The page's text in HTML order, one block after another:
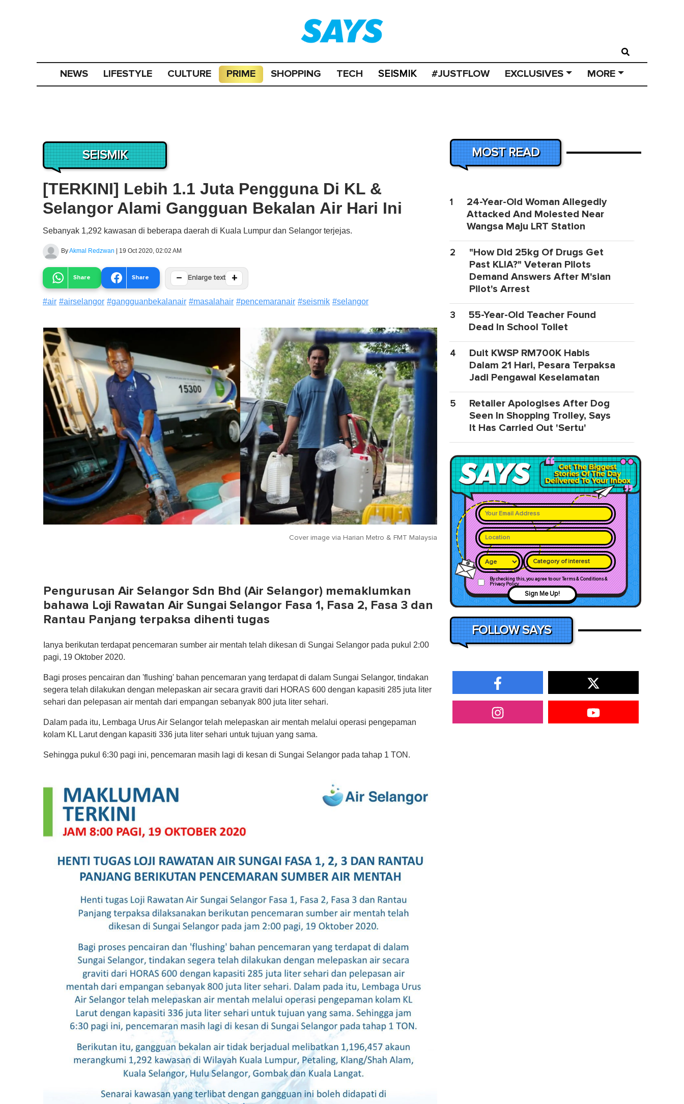
NEWS LIFESTYLE CULTURE PRIME SHOPPING TECH SEISMIK #JUSTFLOW EXCLUSIVES MORE
SEISMIK
[TERKINI] Lebih 1.1 Juta Pengguna Di KL &
Selangor Alami Gangguan Bekalan Air Hari Ini
Sebanyak 1,292 kawasan di beberapa daerah di Kuala Lumpur dan Selangor terjejas.
ByAkmal Redzwan | 19 Oct 2020, 02:02 AM
Share Share − Enlarge text +
#air #airselangor #gangguanbekalanair #masalahair #pencemaranair #seismik #selangor
Cover image via Harian Metro & FMT Malaysia
Pengurusan Air Selangor Sdn Bhd (Air Selangor) memaklumkan
bahawa Loji Rawatan Air Sungai Selangor Fasa 1, Fasa 2, Fasa 3 dan
Rantau Panjang terpaksa dihenti tugas
Ianya berikutan terdapat pencemaran sumber air mentah telah dikesan di Sungai Selangor pada pukul 2:00
pagi, 19 Oktober 2020.
Bagi proses pencairan dan 'flushing' bahan pencemaran yang terdapat di dalam Sungai Selangor, tindakan
segera telah dilakukan dengan melepaskan air secara graviti dari HORAS 600 dengan kapasiti 285 juta liter
sehari dan pelepasan air mentah dari empangan sebanyak 800 juta liter sehari.
Dalam pada itu, Lembaga Urus Air Selangor telah melepaskan air mentah melalui operasi pengepaman
kolam KL Larut dengan kapasiti 336 juta liter sehari untuk tujuan yang sama.
Sehingga pukul 6:30 pagi ini, pencemaran masih lagi di kesan di Sungai Selangor pada tahap 1 TON.
MOST READ
1
24-Year-Old Woman Allegedly
Attacked And Molested Near
Wangsa Maju LRT Station
2
"How Did 25kg Of Drugs Get
Past KLIA?" Veteran Pilots
Demand Answers After M'sian
Pilot's Arrest
3
55-Year-Old Teacher Found
Dead In School Toilet
4
Duit KWSP RM700K Habis
Dalam 21 Hari, Pesara Terpaksa
Jadi Pengawal Keselamatan
5
Retailer Apologises After Dog
Seen In Shopping Trolley, Says
It Has Carried Out 'Sertu'
Category of interest
By checking this, you agree to our Terms & Conditions &
Privacy Policy
Sign Me Up!
FOLLOW SAYS